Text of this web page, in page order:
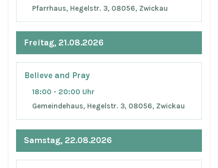
Pfarrhaus, Hegelstr. 3, 08056, Zwickau
Freitag, 21.08.2026
Believe and Pray
18:00 - 20:00 Uhr
Gemeindehaus, Hegelstr. 3, 08056, Zwickau
Samstag, 22.08.2026